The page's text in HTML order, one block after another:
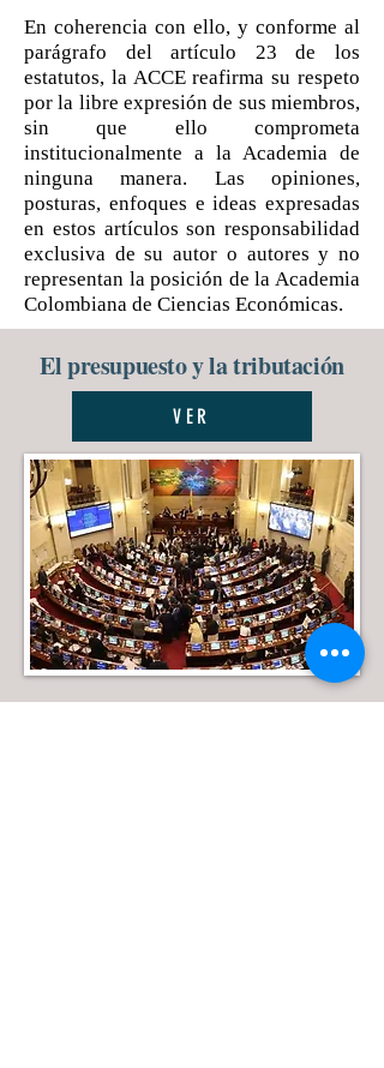
En coherencia con ello, y conforme al
parágrafo del artículo 23 de los
estatutos, la ACCE reafirma su respeto
por la libre expresión de sus miembros,
sin que ello comprometa
institucionalmente a la Academia de
ninguna manera. Las opiniones,
posturas, enfoques e ideas expresadas
en estos artículos son responsabilidad
exclusiva de su autor o autores y no
representan la posición de la Academia
Colombiana de Ciencias Económicas.
El presupuesto y la tributación
VER